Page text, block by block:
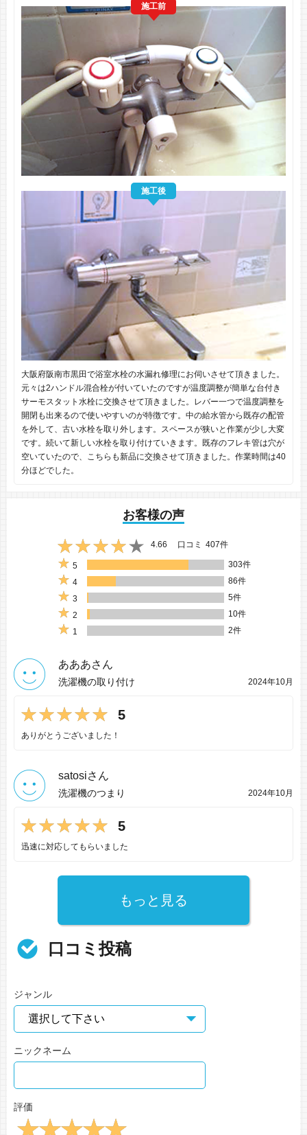
施工前
施工後
大阪府阪南市黒田で浴室水栓の水漏れ修理にお伺いさせて頂きました。
元々は2ハンドル混合栓が付いていたのですが温度調整が簡単な台付き
サーモスタット水栓に交換させて頂きました。レバー一つで温度調整を
開閉も出来るので使いやすいのが特徴です。中の給水管から既存の配管
を外して、古い水栓を取り外します。スペースが狭いと作業が少し大変
です。続いて新しい水栓を取り付けていきます。既存のフレキ管は穴が
空いていたので、こちらも新品に交換させて頂きました。作業時間は40
分ほどでした。
お客様の声
4.66 口コミ 407件
5
303件
4
86件
3
5件
2
10件
1
2件
あああさん
洗濯機の取り付け 2024年10月
5
ありがとうございました！
satosiさん
洗濯機のつまり 2024年10月
5
迅速に対応してもらいました
もっと見る
口コミ投稿
ジャンル
ニックネーム
評価